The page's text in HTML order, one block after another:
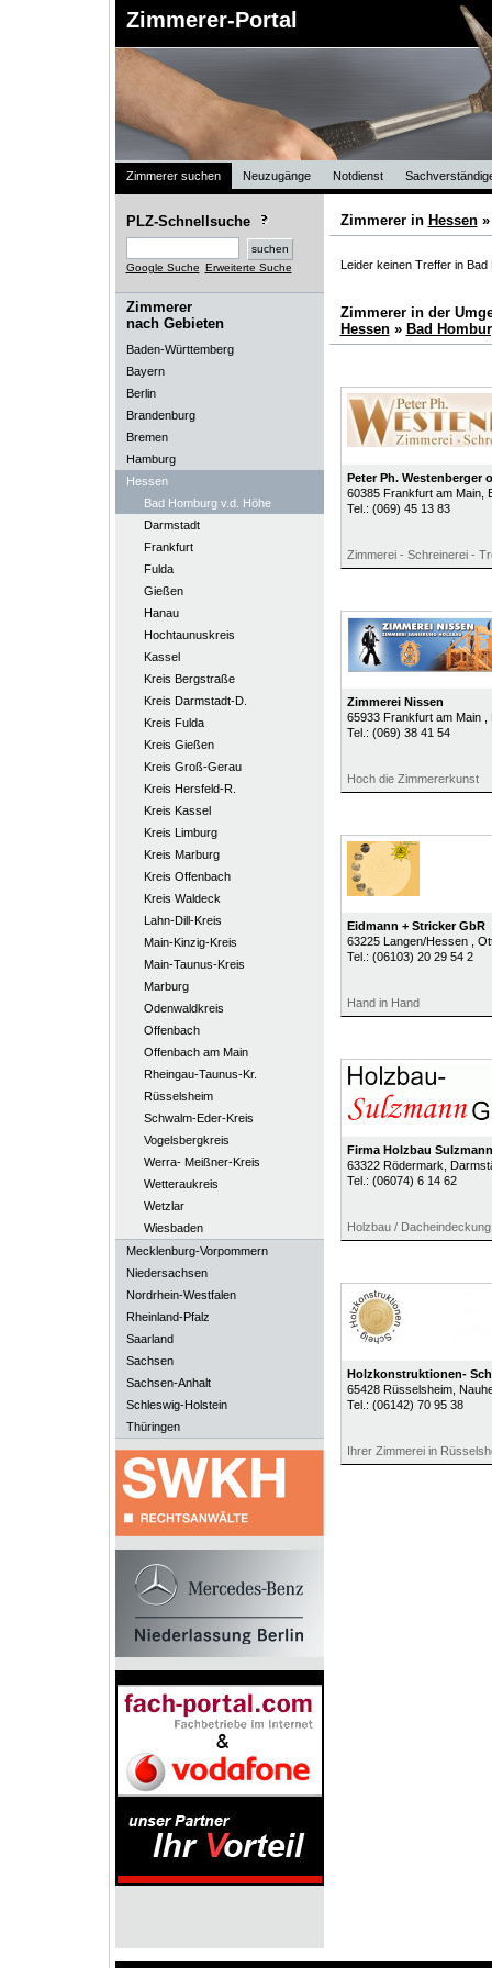
Zimmerer-Portal
Zimmerer suchen Neuzugänge Notdienst
PLZ-Schnellsuche
Google Suche Erweiterte Suche
Zimmerer
nach Gebieten
Baden-Württemberg
Bayern
Berlin
Brandenburg
Bremen
Hamburg
Hessen
Bad Homburg v.d. Höhe
Darmstadt
Frankfurt
Fulda
Gießen
Hanau
Hochtaunuskreis
Kassel
Kreis Bergstraße
Kreis Darmstadt-D.
Kreis Fulda
Kreis Gießen
Kreis Groß-Gerau
Kreis Hersfeld-R.
Kreis Kassel
Kreis Limburg
Kreis Marburg
Kreis Offenbach
Kreis Waldeck
Lahn-Dill-Kreis
Main-Kinzig-Kreis
Main-Taunus-Kreis
Marburg
Odenwaldkreis
Offenbach
Offenbach am Main
Rheingau-Taunus-Kr.
Rüsselsheim
Schwalm-Eder-Kreis
Vogelsbergkreis
Werra- Meißner-Kreis
Wetteraukreis
Wetzlar
Wiesbaden
Mecklenburg-Vorpommern
Niedersachsen
Nordrhein-Westfalen
Rheinland-Pfalz
Saarland
Sachsen
Sachsen-Anhalt
Schleswig-Holstein
Thüringen
Zimmerer in Hessen
Leider keinen Treffer in Bad
Zimmerer in der
Hessen» Bad
Peter Ph. Westenberger
60385 Frankfurt am Main,
Tel.: (069) 45 13 83
Zimmerei - Schreinerei -
Zimmerei Nissen
65933 Frankfurt am Main
Tel.: (069) 38 41 54
Hoch die Zimmererkunst
Eidmann + Stricker GbR
63225 Langen/Hessen
,
Tel.: (06103) 20 29 54 2
Hand in Hand
Firma Holzbau
63322 Rödermark ,
Tel.: (06074) 6 14 62
Holzbau /
Holzkonstruktionen-
65428 Rüsselsheim,
Tel.: (06142) 70 95 38
Ihrer Zimmerei in